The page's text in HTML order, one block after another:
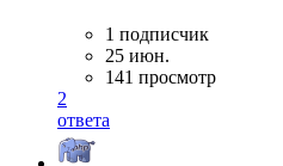
1 подписчик
25 июн.
141 просмотр
2
ответа